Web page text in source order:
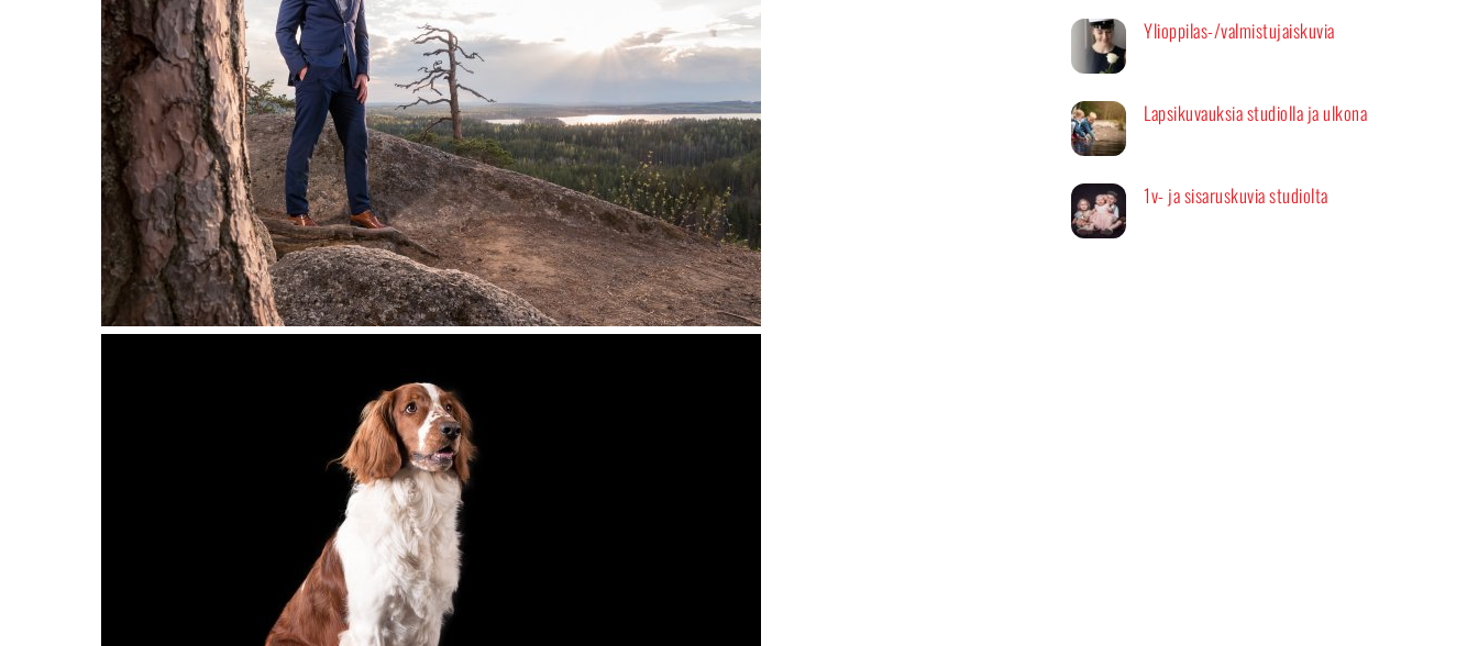
Ylioppilas-/valmistujaiskuvia
Lapsikuvauksia studiolla ja ulkona
1v- ja sisaruskuvia studiolta